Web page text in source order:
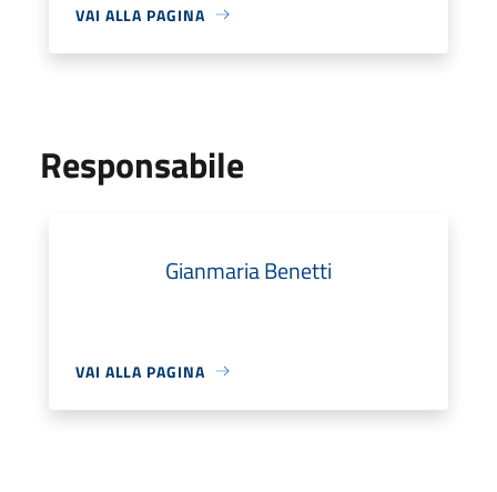
VAI ALLA PAGINA
Responsabile
Gianmaria Benetti
VAI ALLA PAGINA